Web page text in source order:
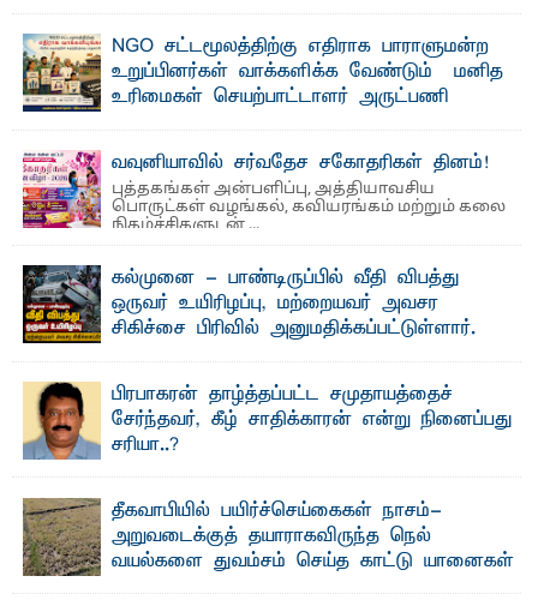
பேராசிரியர் எம். எம். பாஸில்
தெ ன்கிழக்குப் பல்கலைக்கழகத்தின் கலை மற்றும் கலாசார
பீடத்தின் புவியியல் துறையினால் ...
NGO சட்டமூலத்திற்கு எதிராக பாராளுமன்ற
உறுப்பினர்கள் வாக்களிக்க வேண்டும் – மனித
உரிமைகள் செயற்பாட்டாளர் அருட்பணி
ஜே. எப். காமிலா பேகம்- இ லங்கை அரசாங்கம் அரசுசாரா
அமைப்புகள் (NGO) தொடர்பான புதிய சட்டமூலத்தை ...
வவுனியாவில் சர்வதேச சகோதரிகள் தினம்!
புத்தகங்கள் அன்பளிப்பு, அத்தியாவசிய
பொருட்கள் வழங்கல், கவியரங்கம் மற்றும் கலை
நிகழ்ச்சிகளுடன் ...
கல்முனை - பாண்டிருப்பில் வீதி விபத்து
ஒருவர் உயிரிழப்பு, மற்றையவர் அவசர
சிகிச்சை பிரிவில் அனுமதிக்கப்பட்டுள்ளார்.
பாண்டிருப்பு ...பிரபாகரன் தாழ்த்தப்பட்ட சமுதாயத்தைச்
சேர்ந்தவர், கீழ் சாதிக்காரன் என்று நினைப்பது
சரியா..?
தீகவாபியில் பயிர்ச்செய்கைகள் நாசம்-
அறுவடைக்குத் தயாராகவிருந்த நெல்
வயல்களை துவம்சம் செய்த காட்டு யானைகள்